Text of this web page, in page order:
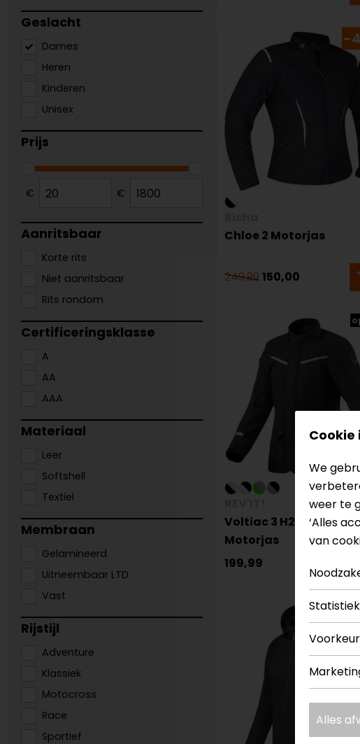
Geslacht
Dames
Heren
Kinderen
Unisex
Prijs
€ €
Aanritsbaar
Korte rits
Niet aanritsbaar
Rits rondom
Certificeringsklasse
A
AA
AAA
Materiaal
Leer
Softshell
Textiel
Membraan
Gelamineerd
Uitneembaar LTD
Vast
Rijstijl
Adventure
Klassiek
Motocross
Race
Sportief
-
Chloe 2 Motorjas
249,99150,00
Voltiac 3 H2O Dames
Motorjas
199,99
We
weer te
‘Alles
van
Alles